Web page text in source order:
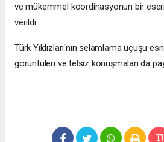
ve mükemmel koordinasyonun bir
verildi.
Türk Yıldızları'nın selamlama uçuşu
görüntüleri ve telsiz konuşmaları da